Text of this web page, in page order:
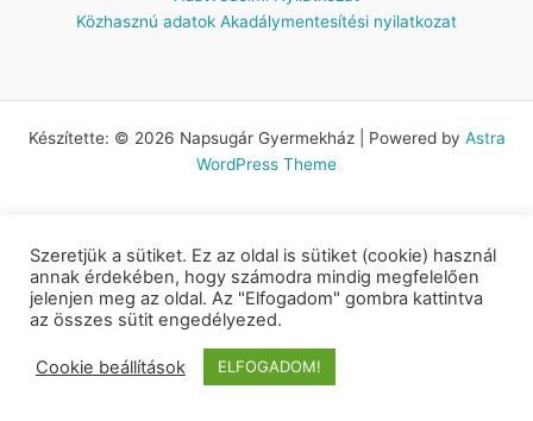
Közhasznú adatok Akadálymentesítési nyilatkozat
Készítette: © 2026 Napsugár Gyermekház | Powered by Astra
WordPress Theme
Szeretjük a sütiket. Ez az oldal is sütiket (cookie) használ
annak érdekében, hogy számodra mindig megfelelően
jelenjen meg az oldal. Az "Elfogadom" gombra kattintva
az összes sütit engedélyezed.
Cookie beállítások ELFOGADOM!